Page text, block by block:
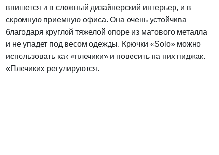
впишется и в сложный дизайнерский интерьер, и в
скромную приемную офиса. Она очень устойчива
благодаря круглой тяжелой опоре из матового металла
и не упадет под весом одежды. Крючки «Solo» можно
использовать как «плечики» и повесить на них пиджак.
«Плечики» регулируются.